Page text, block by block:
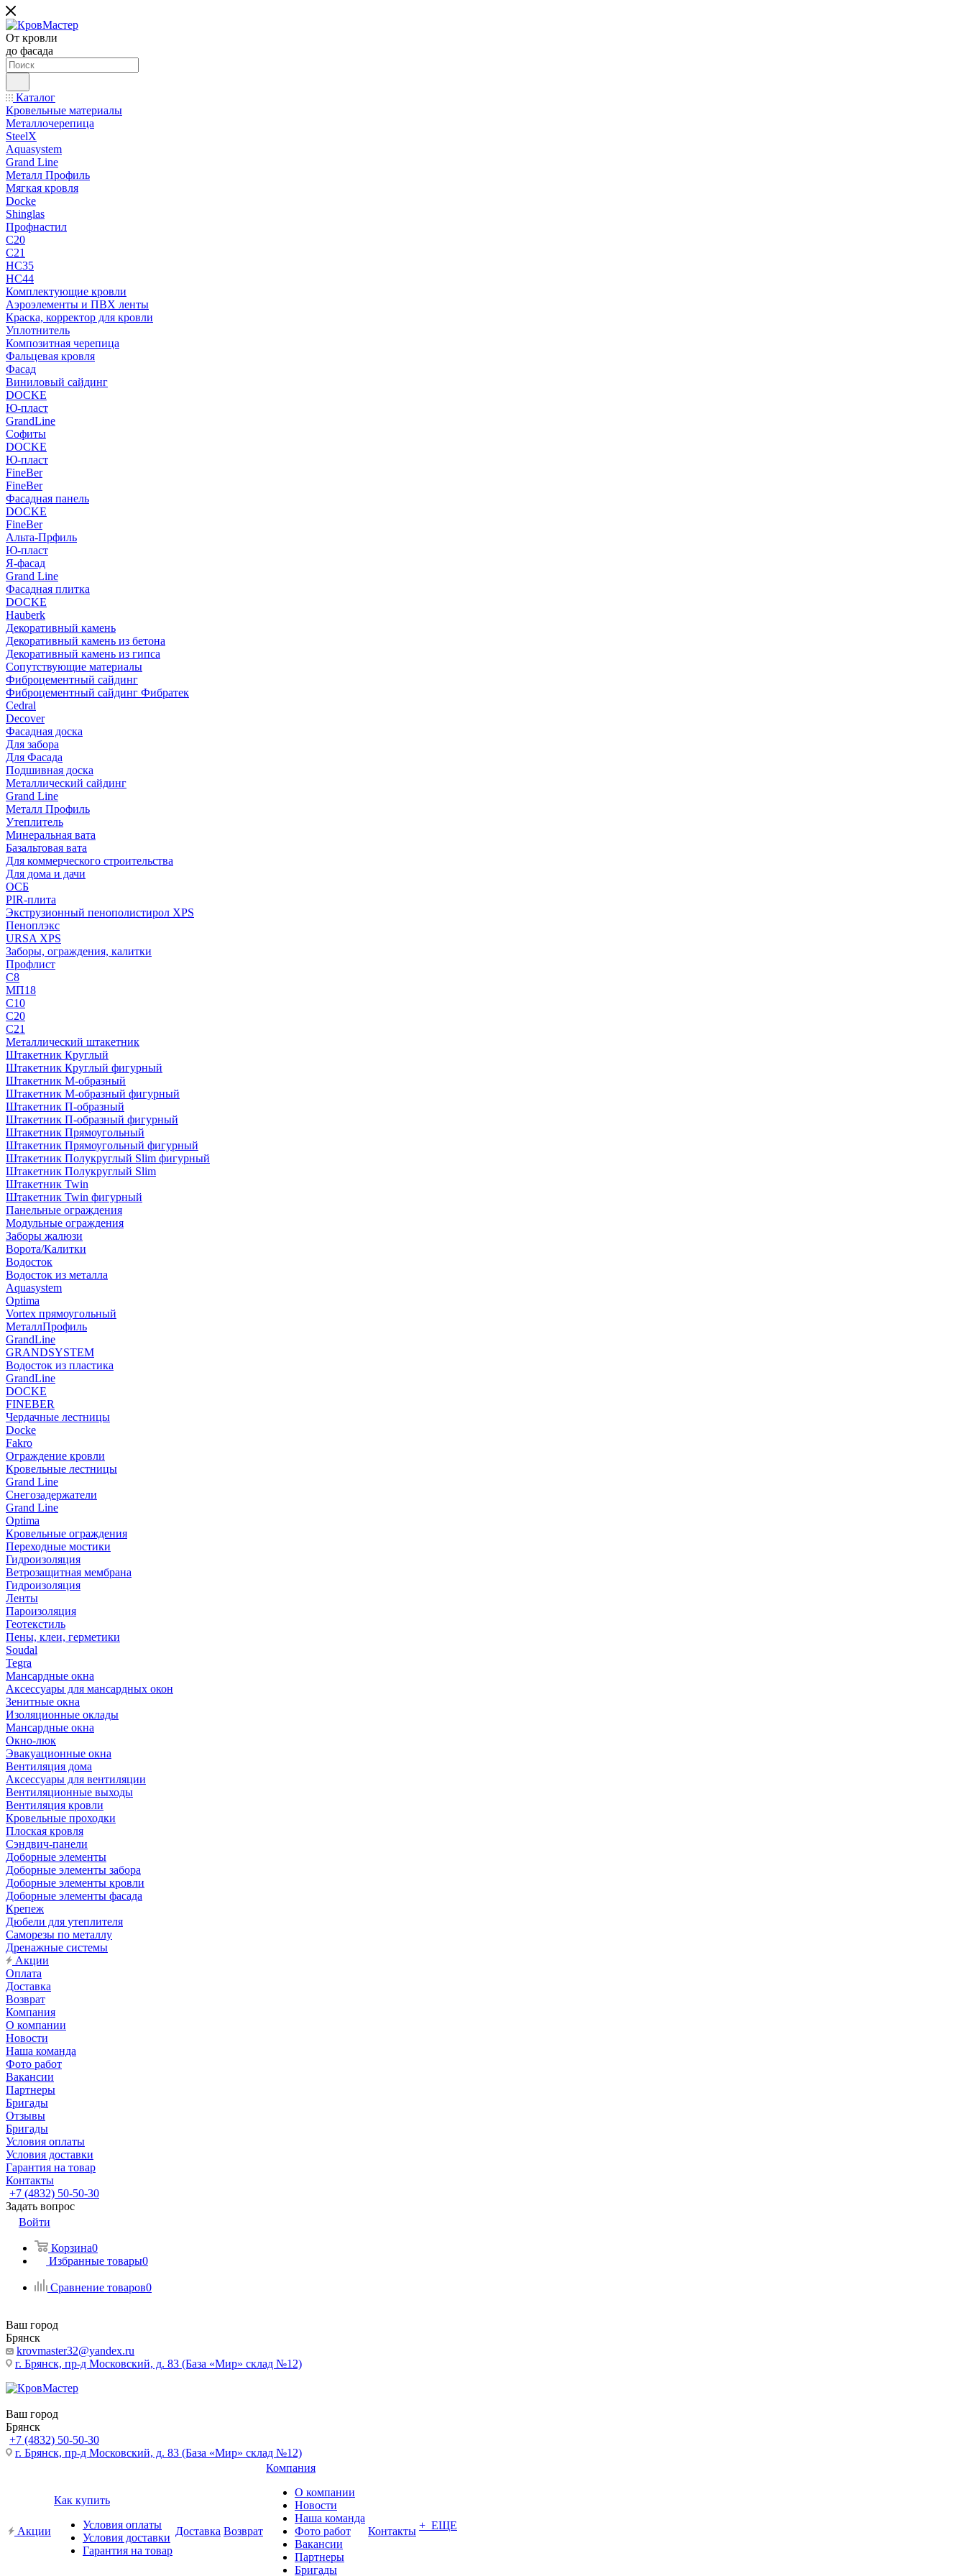
От кровли
до фасада
Каталог
Кровельные материалы
Металлочерепица
SteelX
Aquasystem
Grand Line
Металл Профиль
Мягкая кровля
Docke
Shinglas
Профнастил
C20
C21
НС35
НС44
Комплектующие кровли
Аэроэлементы и ПВХ ленты
Краска, корректор для кровли
Уплотнитель
Композитная черепица
Фальцевая кровля
Фасад
Виниловый сайдинг
DOCKE
Ю-пласт
GrandLine
Софиты
DOCKE
Ю-пласт
FineBer
FineBer
Фасадная панель
DOCKE
FineBer
Альта-Прфиль
Ю-пласт
Я-фасад
Grand Line
Фасадная плитка
DOCKE
Hauberk
Декоративный камень
Декоративный камень из бетона
Декоративный камень из гипса
Сопутствующие материалы
Фиброцементный сайдинг
Фиброцементный сайдинг Фибратек
Cedral
Decover
Фасадная доска
Для забора
Для Фасада
Подшивная доска
Металлический сайдинг
Grand Line
Металл Профиль
Утеплитель
Минеральная вата
Базальтовая вата
Для коммерческого строительства
Для дома и дачи
ОСБ
PIR-плита
Экструзионный пенополистирол XPS
Пеноплэкс
URSA XPS
Заборы, ограждения, калитки
Профлист
С8
МП18
С10
С20
С21
Металлический штакетник
Штакетник Круглый
Штакетник Круглый фигурный
Штакетник М-образный
Штакетник М-образный фигурный
Штакетник П-образный
Штакетник П-образный фигурный
Штакетник Прямоугольный
Штакетник Прямоугольный фигурный
Штакетник Полукруглый Slim фигурный
Штакетник Полукруглый Slim
Штакетник Twin
Штакетник Twin фигурный
Панельные ограждения
Модульные ограждения
Заборы жалюзи
Ворота/Калитки
Водосток
Водосток из металла
Aquasystem
Optima
Vortex прямоугольный
МеталлПрофиль
GrandLine
GRANDSYSTEM
Водосток из пластика
GrandLine
DOCKE
FINEBER
Чердачные лестницы
Docke
Fakro
Ограждение кровли
Кровельные лестницы
Grand Line
Снегозадержатели
Grand Line
Optima
Кровельные ограждения
Переходные мостики
Гидроизоляция
Ветрозащитная мембрана
Гидроизоляция
Ленты
Пароизоляция
Геотекстиль
Пены, клеи, герметики
Soudal
Tegra
Мансардные окна
Аксессуары для мансардных окон
Зенитные окна
Изоляционные оклады
Мансардные окна
Окно-люк
Эвакуационные окна
Вентиляция дома
Аксессуары для вентиляции
Вентиляционные выходы
Вентиляция кровли
Кровельные проходки
Плоская кровля
Сэндвич-панели
Доборные элементы
Доборные элементы забора
Доборные элементы кровли
Доборные элементы фасада
Крепеж
Дюбели для утеплителя
Саморезы по металлу
Дренажные системы
Акции
Оплата
Доставка
Возврат
Компания
О компании
Новости
Наша команда
Фото работ
Вакансии
Партнеры
Бригады
Отзывы
Бригады
Условия оплаты
Условия доставки
Гарантия на товар
Контакты
+7 (4832) 50-50-30
Задать вопрос
Войти
Корзина0
Избранные товары0
Сравнение товаров0
Ваш город
Брянск
krovmaster32@yandex.ru
г. Брянск, пр-д Московский, д. 83 (База «Мир» склад №12)
Ваш город
Брянск
+7 (4832) 50-50-30
г. Брянск, пр-д Московский, д. 83 (База «Мир» склад №12)
Акции
Как купить
Условия оплаты
Условия доставки
Гарантия на товар
Доставка Возврат
Компания
О компании
Новости
Наша команда
Фото работ
Вакансии
Партнеры
Бригады
Контакты + ЕЩЕ